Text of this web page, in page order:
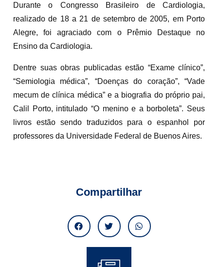
Durante o Congresso Brasileiro de Cardiologia,
realizado de 18 a 21 de setembro de 2005, em Porto
Alegre, foi agraciado com o Prêmio Destaque no
Ensino da Cardiologia.
Dentre suas obras publicadas estão “Exame clínico”,
“Semiologia médica”, “Doenças do coração”, “Vade
mecum de clínica médica” e a biografia do próprio pai,
Calil Porto, intitulado “O menino e a borboleta”. Seus
livros estão sendo traduzidos para o espanhol por
professores da Universidade Federal de Buenos Aires.
Compartilhar